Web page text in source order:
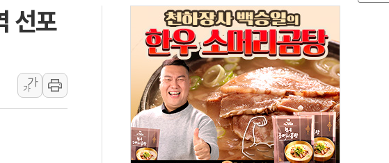
, 제주·인천 경선 결과 발표...김민석 47.75% 정청래 42.08%
인천 경선 결과 발표...김민석 45.09% 정청래 43.27% 송영길 11.63%
, 제주 경선 결과 발표...김민석 52.64% 정청래 39.89% 송영길 7.47%
주요 금융일정(8.10~8.14)
출구전략 만지작…공습 한계·탄약 부족 현실화
삼척 시간당 최대 50㎜ 폭우…강원 동해안 강한 비 이어져
하다 참변…60대 환경미화원 수거차에 치여 사망
주택가서 흉기 난동…60대 남성 2명 숨져
선포
가
가